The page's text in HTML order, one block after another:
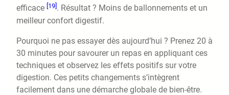
efficace [19]. Résultat ? Moins de ballonnements et un
meilleur confort digestif.
Pourquoi ne pas essayer dès aujourd’hui ? Prenez 20 à
30 minutes pour savourer un repas en appliquant ces
techniques et observez les effets positifs sur votre
digestion. Ces petits changements s’intègrent
facilement dans une démarche globale de bien-être.